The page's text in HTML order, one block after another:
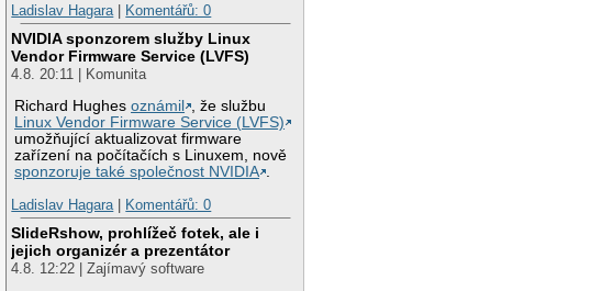
Ladislav Hagara
Komentářů: 0
NVIDIA sponzorem služby Linux
Vendor Firmware Service (LVFS)
4.8. 20:11 | Komunita
Richard Hughesoznámil
, že službu
Linux Vendor Firmware Service (LVFS)
umožňující aktualizovat firmware
zařízení na počítačích s Linuxem, nově
sponzoruje také společnost NVIDIA .
Ladislav Hagara | Komentářů: 0
SlideRshow, prohlížeč fotek, ale i
jejich organizér a prezentátor
4.8. 12:22 | Zajímavý software